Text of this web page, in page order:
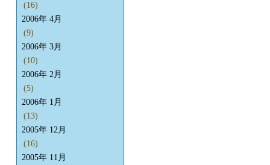
(16)
2006年 4月
(9)
2006年 3月
(10)
2006年 2月
(5)
2006年 1月
(13)
2005年 12月
(16)
2005年 11月